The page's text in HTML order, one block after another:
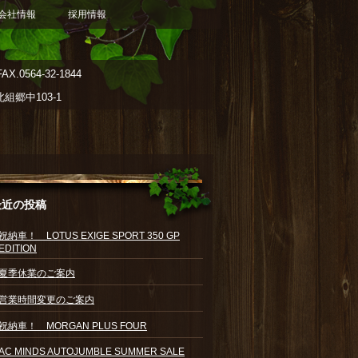
32-1844
組郷中103-1
社情報 採用情報
の投稿
納車！ LOTUS EXIGE SPORT 350 GP
季休業のご案内
業時間変更のご案内
納車！ MORGAN PLUS FOUR
MINDS AUTOJUMBLE SUMMER SALE